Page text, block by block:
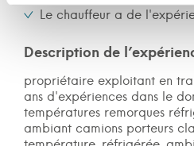
Le chauffeur a de
Description de
propriétaire exploitant en
ans d'expériences dans le
températures remorques
ambiant camions porteurs